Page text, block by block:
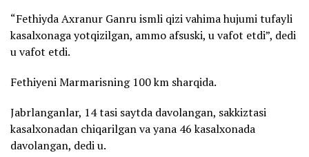
“Fethiyda Axranur Ganru ismli qizi vahima hujumi tufayli
kasalxonaga yotqizilgan, ammo afsuski, u vafot etdi”, dedi
u vafot etdi.
Fethiyeni Marmarisning 100 km sharqida.
Jabrlanganlar, 14 tasi saytda davolangan, sakkiztasi
kasalxonadan chiqarilgan va yana 46 kasalxonada
davolangan, dedi u.